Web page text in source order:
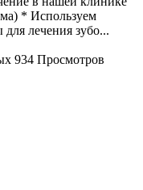
* Используем
лечения зубо...
934 Просмотров